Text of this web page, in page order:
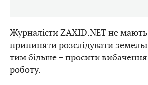
Журналісти ZAXID.NET не мають
припиняти розслідувати
тим більше – просити
роботу.